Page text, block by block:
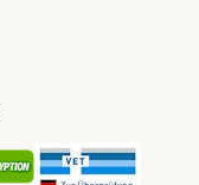
Security